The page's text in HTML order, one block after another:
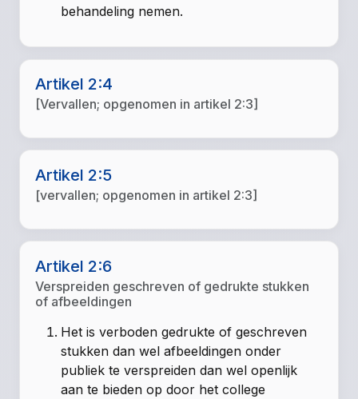
behandeling nemen.
Artikel 2:4
[Vervallen; opgenomen in artikel 2:3]
Artikel 2:5
[vervallen; opgenomen in artikel 2:3]
Artikel 2:6
Verspreiden geschreven of gedrukte stukken
of afbeeldingen
Het is verboden gedrukte of geschreven
stukken dan wel afbeeldingen onder
publiek te verspreiden dan wel openlijk
aan te bieden op door het college